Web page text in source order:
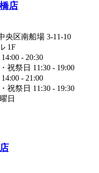
店
央区南船場 3-11-10
1F
- 20:30
日 11:30 - 19:00
- 21:00
日 11:30 - 19:30
日